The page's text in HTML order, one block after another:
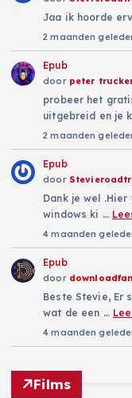
Jaa ik hoorde
2 maanden
Epub
door peter
probeer het
uitgebreid en je
2 maanden
Epub
door
Dank je wel
windows ki …
4 maanden
Epub
door downloadfan
Beste Stevie, Er
wat de een …
4 maanden
Films